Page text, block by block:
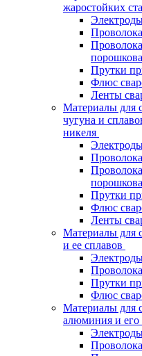
жаростойких
Проволока
Прутки
Флюс
Ленты
Материалы для
чугуна и
никеля
Проволока
Прутки
Флюс
Ленты
Материалы для
и ее сплавов
Прутки
Флюс
Материалы для
алюминия и его